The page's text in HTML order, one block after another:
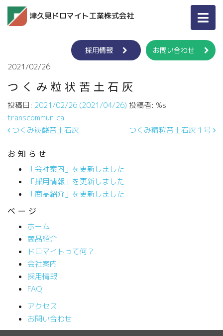
津久見ドロマイト工業株式会社
採用情報 お問い合わせ
2021/02/26
つくみ粒状苦土石灰
投稿日: 2021/02/26 (2021/04/26) 投稿者: %s
transcommunica
投稿ナビゲーション
つくみ炭酸苦土石灰 つくみ精粒苦土石灰１号
お知らせ
「会社案内」を更新しました
「採用情報」を更新しました
「商品紹介」を更新しました
ページ
ホーム
商品紹介
ドロマイトって何？
会社案内
採用情報
FAQ
アクセス
お問い合わせ